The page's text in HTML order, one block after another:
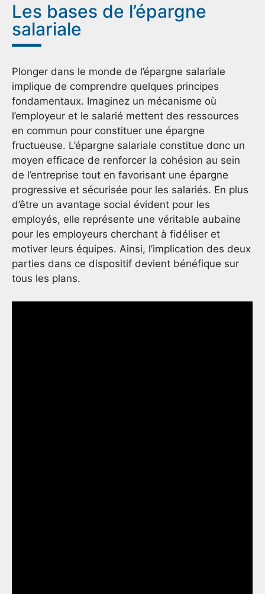
Les bases de l’épargne
salariale
Plonger dans le monde de l’épargne salariale
implique de comprendre quelques principes
fondamentaux. Imaginez un mécanisme où
l’employeur et le salarié mettent des ressources
en commun pour constituer une épargne
fructueuse. L’épargne salariale constitue donc un
moyen efficace de renforcer la cohésion au sein
de l’entreprise tout en favorisant une épargne
progressive et sécurisée pour les salariés. En plus
d’être un avantage social évident pour les
employés, elle représente une véritable aubaine
pour les employeurs cherchant à fidéliser et
motiver leurs équipes. Ainsi, l’implication des deux
parties dans ce dispositif devient bénéfique sur
tous les plans.